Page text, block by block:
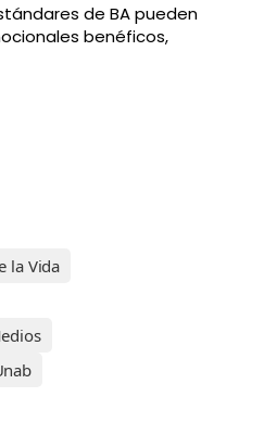
de BA pueden
benéficos,
la Vida